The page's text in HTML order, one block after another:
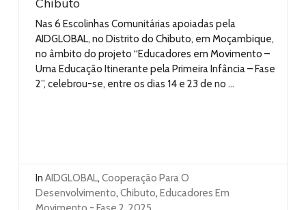
Nas 6 Escolinhas Comunitárias apoiadas pela
AIDGLOBAL, no Distrito do Chibuto, em Moçambique,
no âmbito do projeto “Educadores em Movimento –
Uma Educação Itinerante pela Primeira Infância – Fase
2”, celebrou-se, entre os dias 14 e 23 de no ...
In AIDGLOBAL, Cooperação Para O
Desenvolvimento, Chibuto, Educadores Em